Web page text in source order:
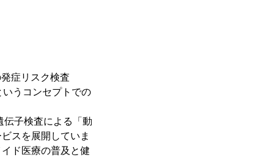
症リスク検査
いうコンセプトでの
子検査による「動
スを展開していま
ド医療の普及と健